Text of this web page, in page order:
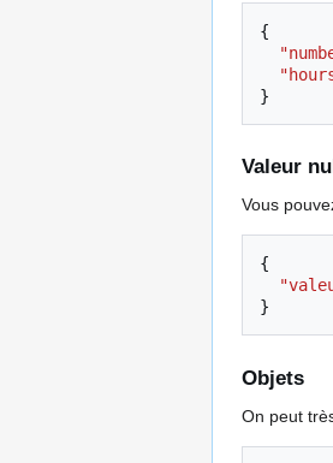
{
}
Valeur null
Vous
{
}
Objets
On peut